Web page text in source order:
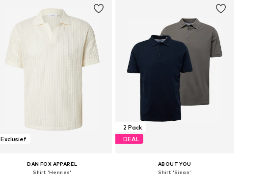
Exclusief
DAN FOX APPAREL
Shirt 'Hennes'
2 Pack
DEAL
ABOUT YOU
Shirt 'Sinan'